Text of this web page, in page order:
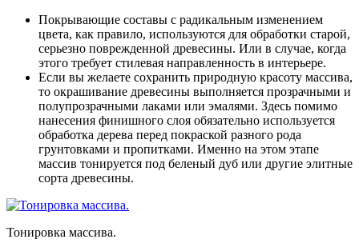
Покрывающие составы с радикальным изменением
цвета, как правило, используются для обработки старой,
серьезно поврежденной древесины. Или в случае, когда
этого требует стилевая направленность в интерьере.
Если вы желаете сохранить природную красоту массива,
то окрашивание древесины выполняется прозрачными и
полупрозрачными лаками или эмалями. Здесь помимо
нанесения финишного слоя обязательно используется
обработка дерева перед покраской разного рода
грунтовками и пропитками. Именно на этом этапе
массив тонируется под беленый дуб или другие элитные
сорта древесины.
Тонировка массива.